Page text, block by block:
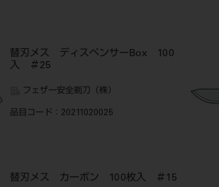
替刃メス ディスペンサーBox 100
入 ＃25
フェザー安全剃刀（株）
品目コード ：20211020025
替刃メス カーボン 100枚入 ＃15